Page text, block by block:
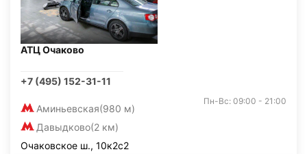
АТЦ Очаково
+7 (495) 152-31-11
Аминьевская(980 м)
Давыдково(2 км)
Пн-Вс: 09:00 - 21:00
Очаковское ш., 10к2с2